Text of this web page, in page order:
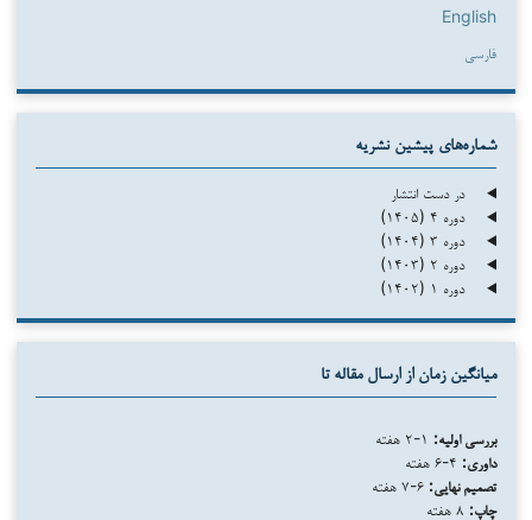
English
فارسی
شماره‌های پیشین نشریه
در دست انتشار
دوره ۴ (۱۴۰۵)
دوره ۳ (۱۴۰۴)
دوره ۲ (۱۴۰۳)
دوره ۱ (۱۴۰۲)
میانگین زمان از ارسال مقاله تا
بررسی اولیه:
داوری:
تصمیم نهایی:
چاپ: